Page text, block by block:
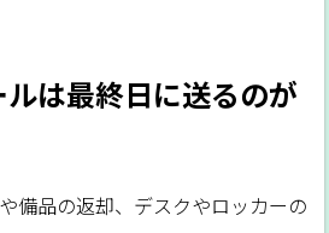
は最終日に送るのが
備品の返却、デスクやロッカーの